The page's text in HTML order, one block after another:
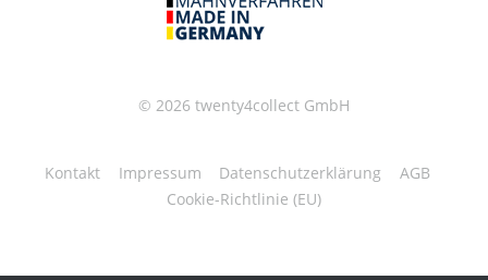
© 2026 twenty4collect GmbH
Kontakt Impressum Datenschutzerklärung
AGB
Cookie-Richtlinie (EU)